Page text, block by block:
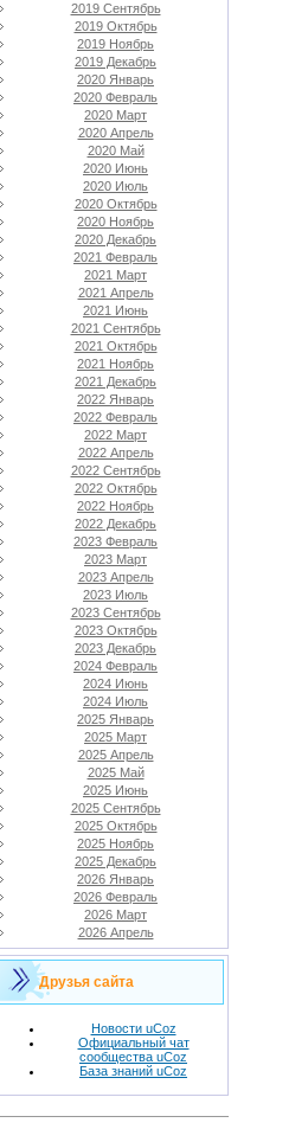
2019 Сентябрь
2019 Октябрь
2019 Ноябрь
2019 Декабрь
2020 Январь
2020 Февраль
2020 Март
2020 Апрель
2020 Май
2020 Июнь
2020 Июль
2020 Октябрь
2020 Ноябрь
2020 Декабрь
2021 Февраль
2021 Март
2021 Апрель
2021 Июнь
2021 Сентябрь
2021 Октябрь
2021 Ноябрь
2021 Декабрь
2022 Январь
2022 Февраль
2022 Март
2022 Апрель
2022 Сентябрь
2022 Октябрь
2022 Ноябрь
2022 Декабрь
2023 Февраль
2023 Март
2023 Апрель
2023 Июль
2023 Сентябрь
2023 Октябрь
2023 Декабрь
2024 Февраль
2024 Июнь
2024 Июль
2025 Январь
2025 Март
2025 Апрель
2025 Май
2025 Июнь
2025 Сентябрь
2025 Октябрь
2025 Ноябрь
2025 Декабрь
2026 Январь
2026 Февраль
2026 Март
2026 Апрель
Друзья сайта
Новости uCoz
Официальный чат
сообщества uCoz
База знаний uCoz